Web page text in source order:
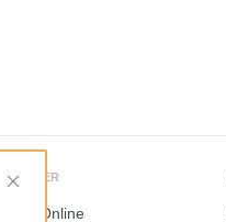
TJÄNSTER
LundaOnline